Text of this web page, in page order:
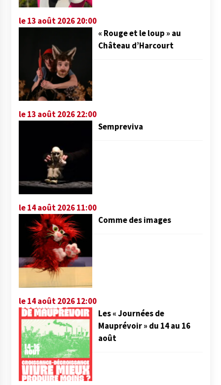
le 13 août 2026 20:00
« Rouge et le loup » au
Château d’Harcourt
le 13 août 2026 22:00
Sempreviva
le 14 août 2026 11:00
Comme des images
le 14 août 2026 12:00
Les « Journées de
Mauprévoir » du 14 au 16
août